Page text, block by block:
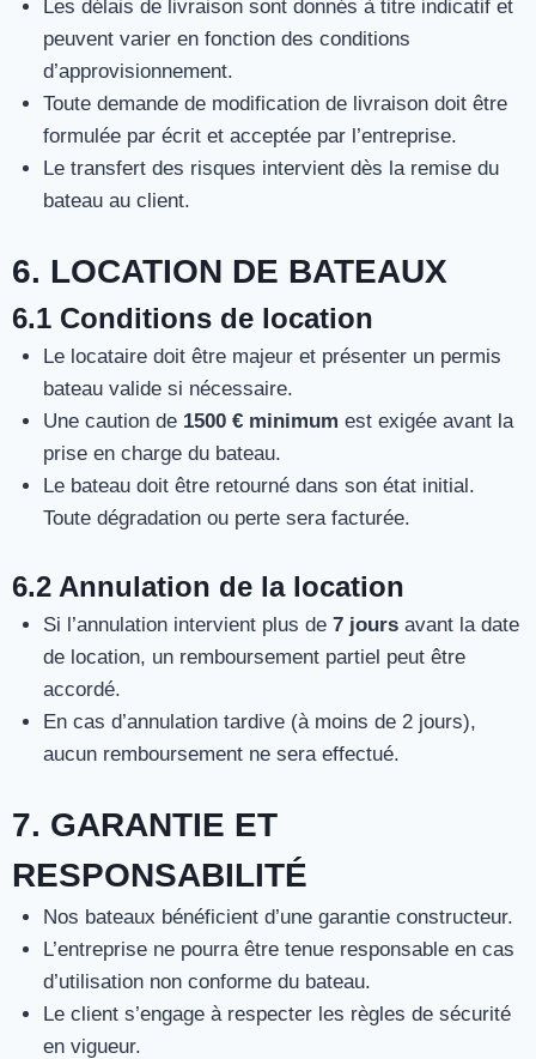
Les délais de livraison sont donnés à titre indicatif et
peuvent varier en fonction des conditions
d’approvisionnement.
Toute demande de modification de livraison doit être
formulée par écrit et acceptée par l’entreprise.
Le transfert des risques intervient dès la remise du
bateau au client.
6. LOCATION DE BATEAUX
6.1 Conditions de location
Le locataire doit être majeur et présenter un permis
bateau valide si nécessaire.
Une caution de 1500 € minimum est exigée avant la
prise en charge du bateau.
Le bateau doit être retourné dans son état initial.
Toute dégradation ou perte sera facturée.
6.2 Annulation de la location
Si l’annulation intervient plus de 7 joursavant la date
de location, un remboursement partiel peut être
accordé.
En cas d’annulation tardive (à moins de 2 jours),
aucun remboursement ne sera effectué.
7. GARANTIE ET
RESPONSABILITÉ
Nos bateaux bénéficient d’une garantie constructeur.
L’entreprise ne pourra être tenue responsable en cas
d’utilisation non conforme du bateau.
Le client s’engage à respecter les règles de sécurité
en vigueur.